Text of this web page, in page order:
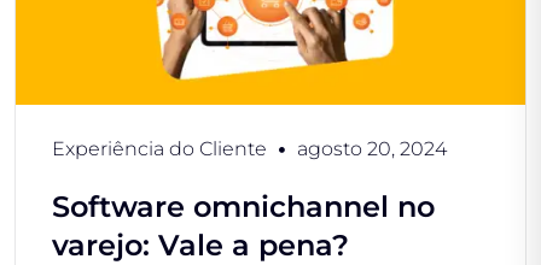
Experiência do Cliente agosto 20, 2024
Software omnichannel no
varejo: Vale a pena?